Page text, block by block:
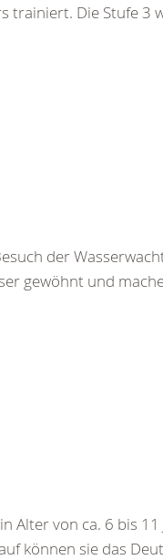
trainiert. Die Stufe 3
der
gewöhnt und
Alter von ca. 6 bis
können sie das